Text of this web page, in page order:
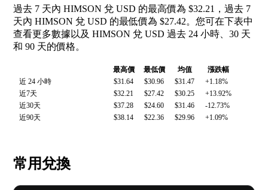
過去 7 天內 HIMSON 兌 USD 的最高價為 $32.21，過去 7
天內 HIMSON 兌 USD 的最低價為 $27.42。您可在下表中
查看更多數據以及 HIMSON 兌 USD 過去 24 小時、30 天
和 90 天的價格。
最高價 最低價 均值
漲跌幅
近 24 小時
$31.64 $30.96 $31.47
+1.18%
近7天
$32.21 $27.42 $30.25
+13.92%
近30天
$37.28 $24.60 $31.46
-12.73%
近90天
$38.14 $22.36 $29.96 +1.09%
常用兌換